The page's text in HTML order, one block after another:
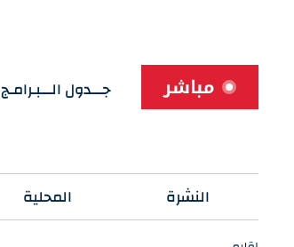
مباشر جـــدول الـــبـرامـج
النشرة المحلية